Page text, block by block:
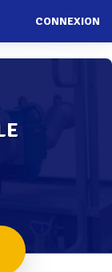
CONNEXION